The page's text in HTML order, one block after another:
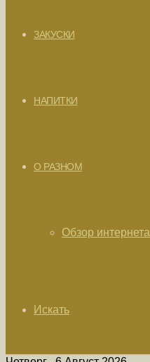
ЗАКУСКИ
НАПИТКИ
О РАЗНОМ
Обзор интернета
Искать